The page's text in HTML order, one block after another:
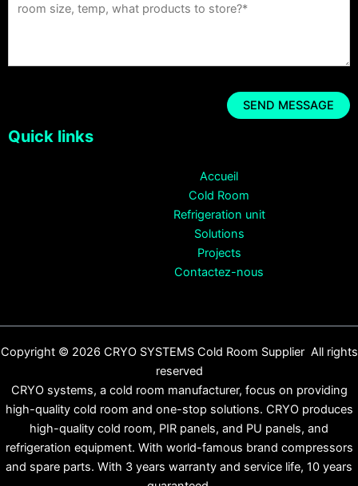
Quick links
Accueil
Cold Room
Refrigeration unit
Solutions
Projects
Contactez-nous
Copyright © 2026 CRYO SYSTEMS Cold Room Supplier All rights
reserved
CRYO systems, a cold room manufacturer, focus on providing
high-quality cold room and one-stop solutions. CRYO produces
high-quality cold room, PIR panels, and PU panels, and
refrigeration equipment. With world-famous brand compressors
and spare parts. With 3 years warranty and service life, 10 years